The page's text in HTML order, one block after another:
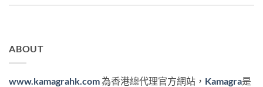
ABOUT
www.kamagrahk.com為香港總代理官方網站， Kamagra是